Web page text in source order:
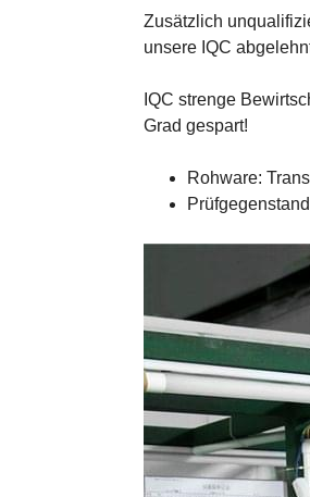
Zusätzlich
unsere IQC
IQC strenge
Grad gespart!
Rohware: